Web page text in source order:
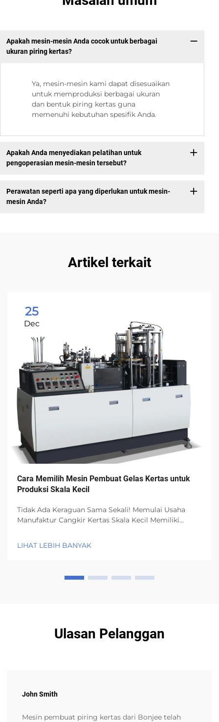
Apakah mesin-mesin Anda cocok untuk berbagai
ukuran piring kertas?
Ya, mesin-mesin kami dapat disesuaikan
untuk memproduksi berbagai ukuran
dan bentuk piring kertas guna
memenuhi kebutuhan spesifik Anda.
Apakah Anda menyediakan pelatihan untuk
pengoperasian mesin-mesin tersebut?
Perawatan seperti apa yang diperlukan untuk mesin-
mesin Anda?
Artikel terkait
25
Dec
Cara Memilih Mesin Pembuat Gelas Kertas untuk
Produksi Skala Kecil
Tidak Ada Keraguan Sama Sekali! Memulai Usaha
Manufaktur Cangkir Kertas Skala Kecil Memiliki
kertas mana yang akan digunakan. Ini adalah
LIHAT LEBIH BANYAK
Ulasan Pelanggan
John Smith
Mesin pembuat piring kertas dari Bonjee telah